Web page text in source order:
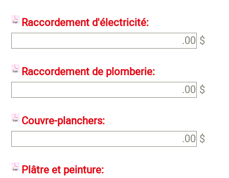
Raccordement d'électricité:
$
Raccordement de plomberie:
$
Couvre-planchers:
$
Plâtre et peinture: